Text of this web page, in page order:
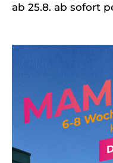
ab 25.8. ab sofort